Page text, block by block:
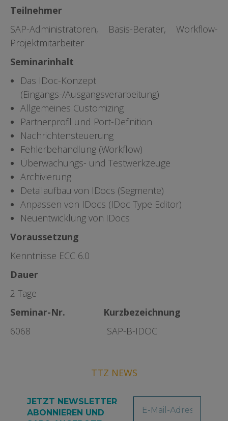
Teilnehmer
SAP-Administratoren, Basis-Berater, Workflow-
Projektmitarbeiter
Seminarinhalt
Das IDoc-Konzept
(Eingangs-/Ausgangsverarbeitung)
Allgemeines Customizing
Partnerprofil und Port-Definition
Nachrichtensteuerung
Fehlerbehandlung (Workflow)
Überwachungs- und Testwerkzeuge
Archivierung
Detailaufbau von IDocs (Segmente)
Anpassen von IDocs (IDoc Type Editor)
Neuentwicklung von IDocs
Voraussetzung
Kenntnisse ECC 6.0
Dauer
2 Tage
Seminar-Nr. Kurzbezeichnung
6068 SAP-B-IDOC
TTZ NEWS
JETZT NEWSLETTER
ABONNIEREN UND